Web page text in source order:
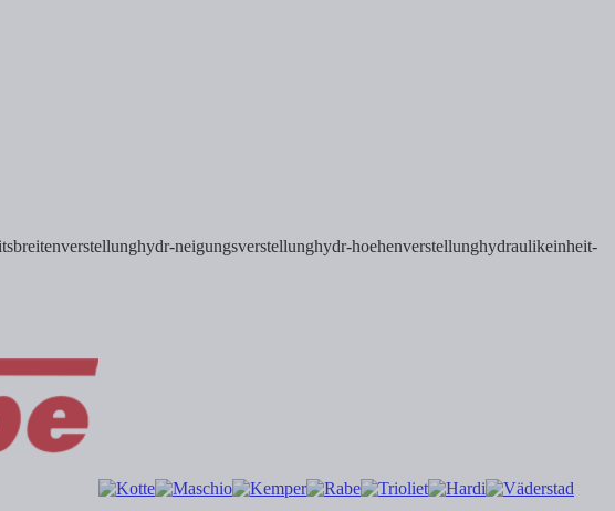
neigungsverstellunghydr-hoehenverstellunghydraulikeinheit-